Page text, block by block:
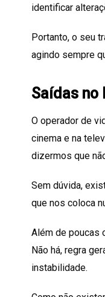
identificar
Portanto, o seu
agindo sempre
Saídas no
O operador de
cinema e na
dizermos que
Sem dúvida,
que nos coloca
Além de poucas
Não há, regra
instabilidade.